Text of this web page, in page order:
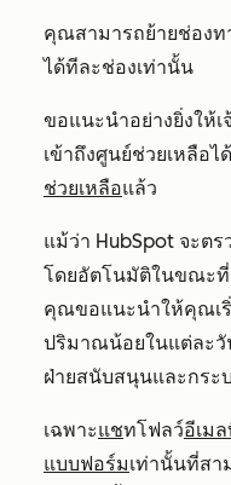
คุณสามารถย้ายช่อง
ได้ทีละช่องเท่านั้น
ขอแนะนำอย่างยิ่งใ
เข้าถึงศูนย์ช่วยเหลือ
ช่วยเหลือแล้ว
แม้ว่า HubSpot จะต
โดยอัตโนมัติในขณะ
คุณขอแนะนำให้คุณเ
ปริมาณน้อยในแต่ละวั
ฝ่ายสนับสนุนและกระ
เฉพาะแชทโฟลว์อีเม
แบบฟอร์มเท่านั้นที่สา